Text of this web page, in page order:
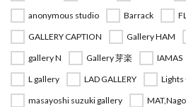
anonymous studio
Barrack
GALLERY CAPTION
Gallery HAM
gallery N
Gallery 芽楽 IAMAS
L gallery
LAD GALLERY
Lights
masayoshi suzuki gallery